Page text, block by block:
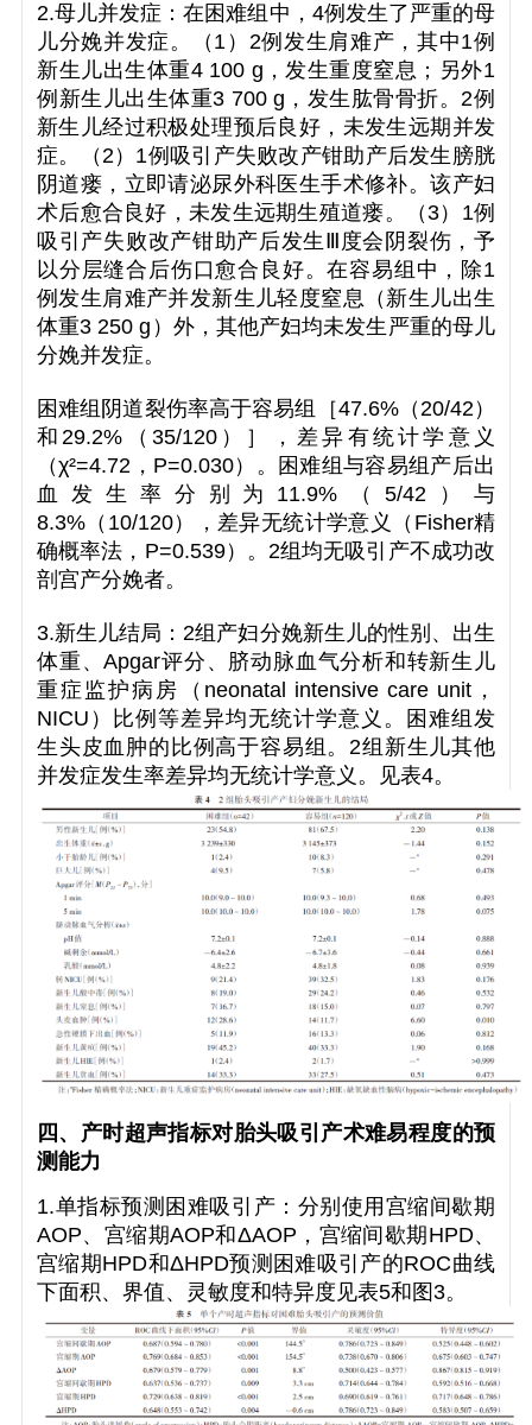
2.母儿并发症：在困难组中，4例发生了严重的母
儿分娩并发症。（1）2例发生肩难产，其中1例
新生儿出生体重4 100 g，发生重度窒息；另外1
例新生儿出生体重3 700 g，发生肱骨骨折。2例
新生儿经过积极处理预后良好，未发生远期并发
症。（2）1例吸引产失败改产钳助产后发生膀胱
阴道瘘，立即请泌尿外科医生手术修补。该产妇
术后愈合良好，未发生远期生殖道瘘。（3）1例
吸引产失败改产钳助产后发生Ⅲ度会阴裂伤，予
以分层缝合后伤口愈合良好。在容易组中，除1
例发生肩难产并发新生儿轻度窒息（新生儿出生
体重3 250 g）外，其他产妇均未发生严重的母儿
分娩并发症。
困难组阴道裂伤率高于容易组［47.6%（20/42）
和29.2%（35/120）］，差异有统计学意义
（χ²=4.72， P=0.030）。困难组与容易组产后出
血发生率分别为11.9%（5/42）与
8.3%（10/120），差异无统计学意义（Fisher精
确概率法， P=0.539）。2组均无吸引产不成功改
剖宫产分娩者。
3.新生儿结局：2组产妇分娩新生儿的性别、出生
体重、Apgar评分、脐动脉血气分析和转新生儿
重症监护病房（neonatal intensive care unit，
NICU）比例等差异均无统计学意义。困难组发
生头皮血肿的比例高于容易组。2组新生儿其他
并发症发生率差异均无统计学意义。见表4。
四、产时超声指标对胎头吸引产术难易程度的预
测能力
1.单指标预测困难吸引产：分别使用宫缩间歇期
AOP、宫缩期AOP和ΔAOP，宫缩间歇期HPD、
宫缩期HPD和ΔHPD预测困难吸引产的ROC曲线
下面积、界值、灵敏度和特异度见表5和图3。